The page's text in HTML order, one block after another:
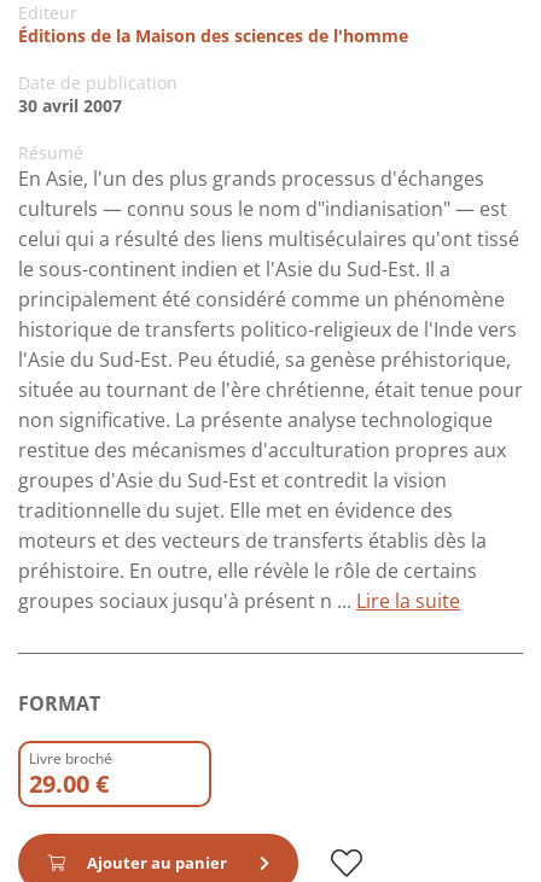
Editeur
Éditions de la Maison des sciences de l'homme
Date de publication
30 avril 2007
Résumé
En Asie, l'un des plus grands processus d'échanges
culturels — connu sous le nom d"indianisation" — est
celui qui a résulté des liens multiséculaires qu'ont tissé
le sous-continent indien et l'Asie du Sud-Est. Il a
principalement été considéré comme un phénomène
historique de transferts politico-religieux de l'Inde vers
l'Asie du Sud-Est. Peu étudié, sa genèse préhistorique,
située au tournant de l'ère chrétienne, était tenue pour
non significative. La présente analyse technologique
restitue des mécanismes d'acculturation propres aux
groupes d'Asie du Sud-Est et contredit la vision
traditionnelle du sujet. Elle met en évidence des
moteurs et des vecteurs de transferts établis dès la
préhistoire. En outre, elle révèle le rôle de certains
groupes sociaux jusqu'à présent n ... Lire la suite
FORMAT
Livre broché
29.00 €
Ajouter au panier